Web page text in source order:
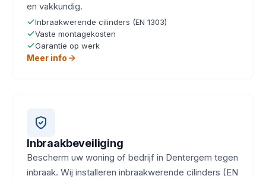
en vakkundig.
Inbraakwerende cilinders (EN 1303)
Vaste montagekosten
Garantie op werk
Meer info
Inbraakbeveiliging
Bescherm uw woning of bedrijf in Dentergem tegen
inbraak. Wij installeren inbraakwerende cilinders (EN